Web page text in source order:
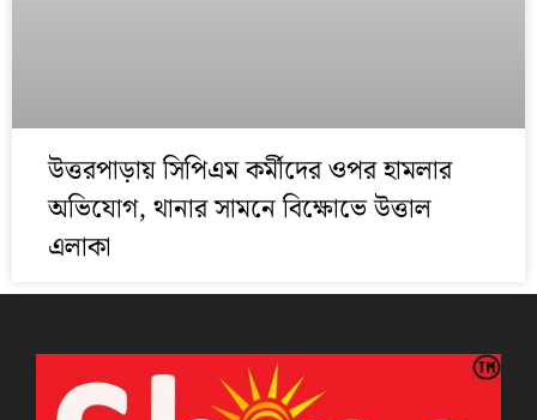
উত্তরপাড়ায় সিপিএম কর্মীদের ওপর হামলার
অভিযোগ, থানার সামনে বিক্ষোভে উত্তাল
এলাকা